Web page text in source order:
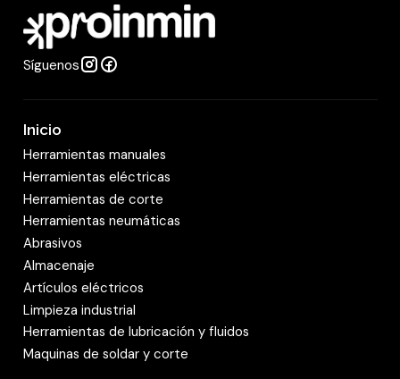
d
Síguenos
Inicio
Herramientas manuales
Herramientas eléctricas
Herramientas de corte
Herramientas neumáticas
Abrasivos
Almacenaje
Artículos eléctricos
Limpieza industrial
Herramientas de lubricación y fluidos
Maquinas de soldar y corte